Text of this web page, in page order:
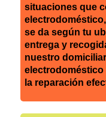
situaciones que
se da según tu
entrega y
nuestro
electrodoméstico
la reparación